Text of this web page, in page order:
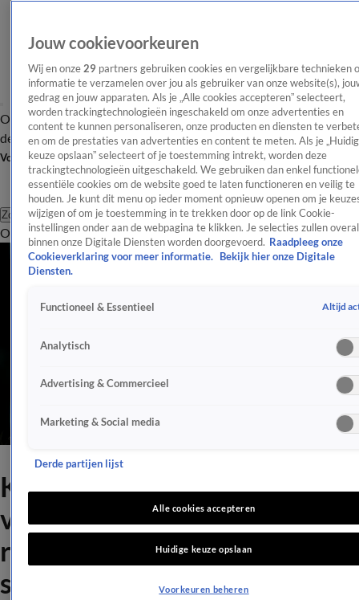
OverzichtAfleveringen Entertainment TV Algemeen
Tip
de redactieNieuwsbrief
Volg Shownieuws
Zoeken
OverzichtEntertainmentSpraakmakendRealityCrimeVideo's
Katja Schuurman hoeft
voorlopig geen nieuwe
relatie: 'Voel me
supercompleet'
Jouw cookievoorkeuren
Wij en onze 29 partners gebruiken cookies en vergelijkbare technieken
informatie te verzamelen over jou als gebruiker van onze website(s),
gedrag en jouw apparaten. Als je „Alle cookies accepteren” selecteert,
worden trackingtechnologieën ingeschakeld om onze advertenties en
content te kunnen personaliseren, onze producten en diensten te
en om de prestaties van advertenties en content te meten. Als je
keuze opslaan” selecteert of je toestemming intrekt, worden deze
trackingtechnologieën uitgeschakeld. We gebruiken dan enkel
essentiële cookies om de website goed te laten functioneren en veilig te
houden. Je kunt dit menu op ieder moment opnieuw openen om je
wijzigen of om je toestemming in te trekken door op de link Cookie-
instellingen onder aan de webpagina te klikken. Je selecties zullen overal
binnen onze Digitale Diensten worden doorgevoerd. Raadpleeg onze
Cookieverklaring voor meer informatie.
Bekijk hier onze Digitale
Diensten.
Functioneel & Essentieel Altijd
Analytisch
Advertising & Commercieel
Marketing & Social media
Derde partijen lijst
Alle cookies accepteren
Huidige keuze opslaan
Voorkeuren beheren